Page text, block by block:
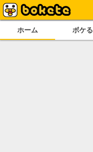
ホーム ボケる